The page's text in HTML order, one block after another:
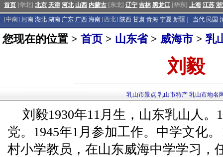
首页 [华北] 北京 天津 河北 山西 内蒙古 [东北] 辽宁 吉林 黑龙江 [华东] 上海 江苏
[中南] 河南 湖北 湖南 广东 广西 海南 [西北] 陕西 甘肃 青海 宁夏 新疆 当代 民国
您现在的位置 > 首页 > 山东省> 威海市 > 乳
刘毅
乳山市景点 乳山市特产 乳山市地名
刘毅1930年11月生，山东乳山人。
党。1945年1月参加工作。中学文化
村小学教员，在山东威海中学学习，